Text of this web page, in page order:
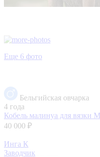
Еще 6 фото
Бельгийская овчарка
4 года
Кобель малинуа для вязки
40 000 ₽
Инга К
Заводчик